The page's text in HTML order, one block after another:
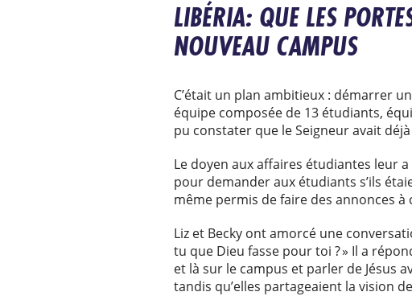
LIBÉRIA: QUE LES
NOUVEAU CAMPUS
C’était un plan ambitieux : démarrer
équipe composée de 13 étudiants,
pu constater que le Seigneur avait
Le doyen aux affaires étudiantes leur
pour demander aux étudiants s’ils
même permis de faire des annonces à
Liz et Becky ont amorcé une
tu que Dieu fasse pour toi ? » Il a
et là sur le campus et parler de Jésus
tandis qu’elles partageaient la vision